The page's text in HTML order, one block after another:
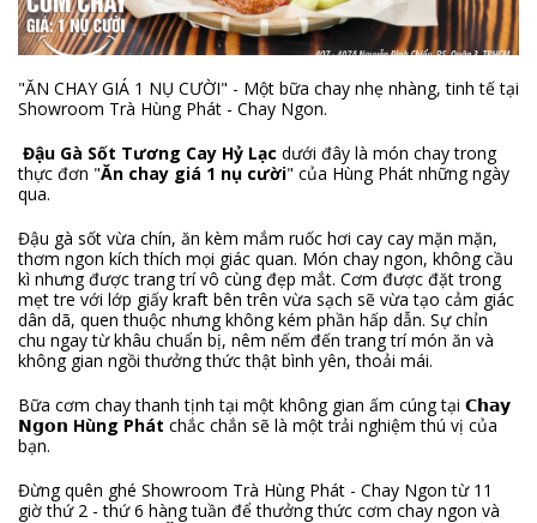
"ĂN CHAY GIÁ 1 NỤ CƯỜI" - Một bữa chay nhẹ nhàng, tinh tế tại
Showroom Trà Hùng Phát - Chay Ngon.
Đậu Gà Sốt Tương Cay Hỷ Lạc dưới đây là món chay trong
thực đơn "Ăn chay giá 1 nụ cười" của Hùng Phát những ngày
qua.
Đậu gà sốt vừa chín, ăn kèm mắm ruốc hơi cay cay mặn mặn,
thơm ngon kích thích mọi giác quan. Món chay ngon, không cầu
kì nhưng được trang trí vô cùng đẹp mắt. Cơm được đặt trong
mẹt tre với lớp giấy kraft bên trên vừa sạch sẽ vừa tạo cảm giác
dân dã, quen thuộc nhưng không kém phần hấp dẫn. Sự chỉn
chu ngay từ khâu chuẩn bị, nêm nếm đến trang trí món ăn và
không gian ngồi thưởng thức thật bình yên, thoải mái.
Bữa cơm chay thanh tịnh tại một không gian ấm cúng tại 𝗖𝗵𝗮𝘆
𝗡𝗴𝗼𝗻 Hùng Phát chắc chắn sẽ là một trải nghiệm thú vị của
bạn.
Đừng quên ghé Showroom Trà Hùng Phát - Chay Ngon từ 11
giờ thứ 2 - thứ 6 hàng tuần để thưởng thức cơm chay ngon và